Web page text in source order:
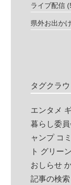
ライブ配信
県外お出か
タグクラウ
エンタメ
暮らし委
ャンプ コ
ト グリーン
おしらせ
記事の検索